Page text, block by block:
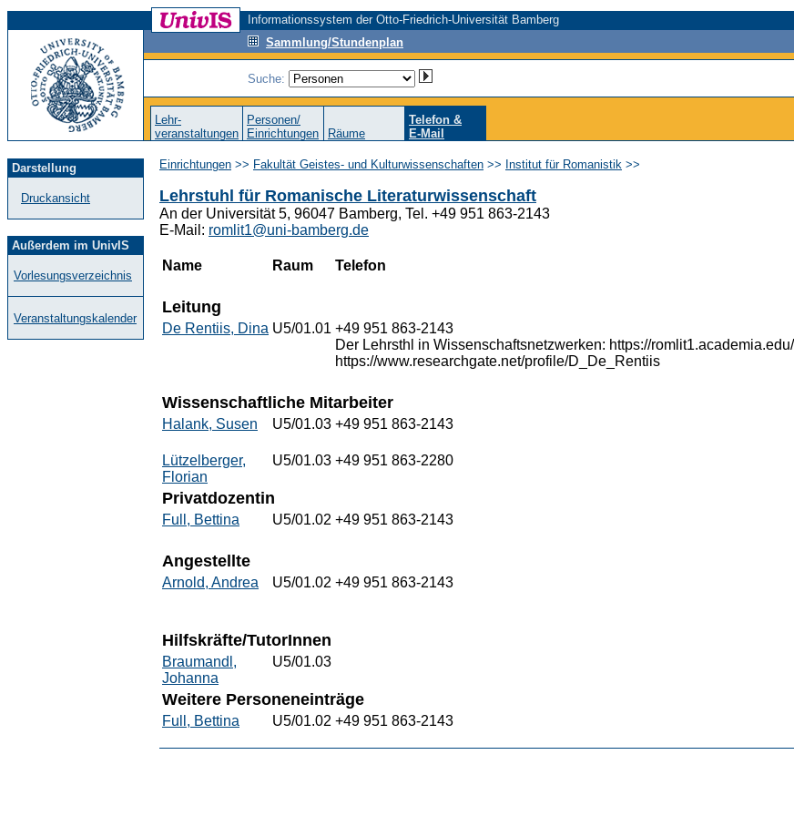
Informationssystem der Otto-Friedrich-Universität Bamberg
Sammlung/Stundenplan
Suche:
Lehr-
veranstaltungen
Personen/
Einrichtungen
Räume
Telefon &
E-Mail
Darstellung
Druckansicht
Außerdem im UnivIS
Vorlesungsverzeichnis
Veranstaltungskalender
Einrichtungen >> Fakultät Geistes- und Kulturwissenschaften >> Institut für Romanistik >>
Lehrstuhl für Romanische Literaturwissenschaft
An der Universität 5, 96047 Bamberg, Tel. +49 951 863-2143
E-Mail: romlit1@uni-bamberg.de
Name Raum Telefon
Leitung
De Rentiis, Dina U5/01.01 +49 951 863-2143
Der Lehrsthl in Wissenschaftsnetzwerken: https://
https://www.researchgate.net/profile/D_De_Rentiis
Wissenschaftliche Mitarbeiter
Halank, Susen U5/01.03 +49 951 863-2143
Lützelberger,
Florian
U5/01.03 +49 951 863-2280
Privatdozentin
Full, Bettina U5/01.02 +49 951 863-2143
Angestellte
Arnold, Andrea U5/01.02 +49 951 863-2143
Hilfskräfte/TutorInnen
Braumandl,
Johanna
U5/01.03
Weitere Personeneinträge
Full, Bettina U5/01.02 +49 951 863-2143